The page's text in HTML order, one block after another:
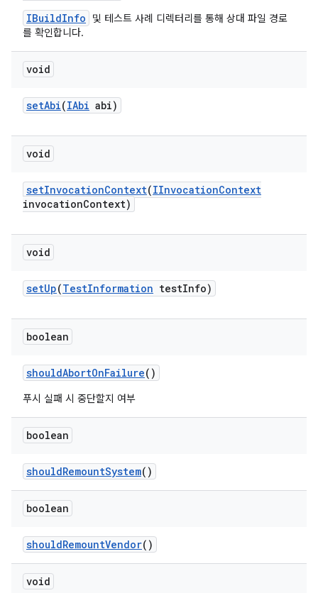
IBuildInfo
및 테스트 사례 디렉터리를 통해 상대 파일 경로
를 확인합니다.
void
setAbi(IAbi abi)
void
setInvocationContext(IInvocationContext
invocationContext)
void
setUp(TestInformation testInfo)
boolean
shouldAbortOnFailure()
푸시 실패 시 중단할지 여부
boolean
shouldRemountSystem()
boolean
shouldRemountVendor()
void